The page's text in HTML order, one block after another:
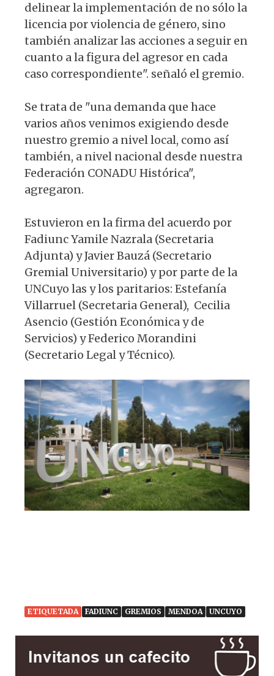
delinear la implementación de no sólo la
licencia por violencia de género, sino
también analizar las acciones a seguir en
cuanto a la figura del agresor en cada
caso correspondiente". señaló el gremio.
Se trata de "una demanda que hace
varios años venimos exigiendo desde
nuestro gremio a nivel local, como así
también, a nivel nacional desde nuestra
Federación CONADU Histórica",
agregaron.
Estuvieron en la firma del acuerdo por
Fadiunc Yamile Nazrala (Secretaria
Adjunta) y Javier Bauzá (Secretario
Gremial Universitario) y por parte de la
UNCuyo las y los paritarios: Estefanía
Villarruel (Secretaria General), Cecilia
Asencio (Gestión Económica y de
Servicios) y Federico Morandini
(Secretario Legal y Técnico).
ETIQUETADA FADIUNC GREMIOS MENDOA UNCUYO